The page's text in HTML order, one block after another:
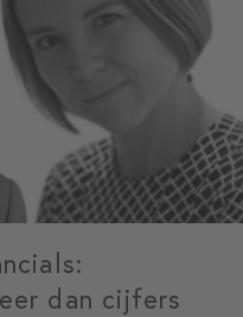
dan cijfers